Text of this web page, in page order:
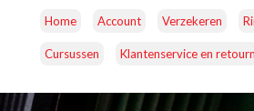
Home Account Verzekeren
Cursussen Klantenservice en